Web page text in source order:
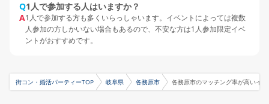
Q1人で参加する人はいますか？
A1人で参加する方も多くいらっしゃいます。イベントによっては複数
人参加の方しかいない場合もあるので、不安な方は1人参加限定イベ
ントがおすすめです。
街コン・婚活パーティーTOP 岐阜県 各務原市 各務原市のマッチング率が高いイ